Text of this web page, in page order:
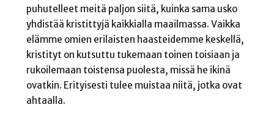
puhutelleet meitä paljon siitä, kuinka sama usko
yhdistää kristittyjä kaikkialla maailmassa. Vaikka
elämme omien erilaisten haasteidemme keskellä,
kristityt on kutsuttu tukemaan toinen toisiaan ja
rukoilemaan toistensa puolesta, missä he ikinä
ovatkin. Erityisesti tulee muistaa niitä, jotka ovat
ahtaalla.